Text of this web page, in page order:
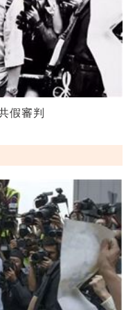
假審判